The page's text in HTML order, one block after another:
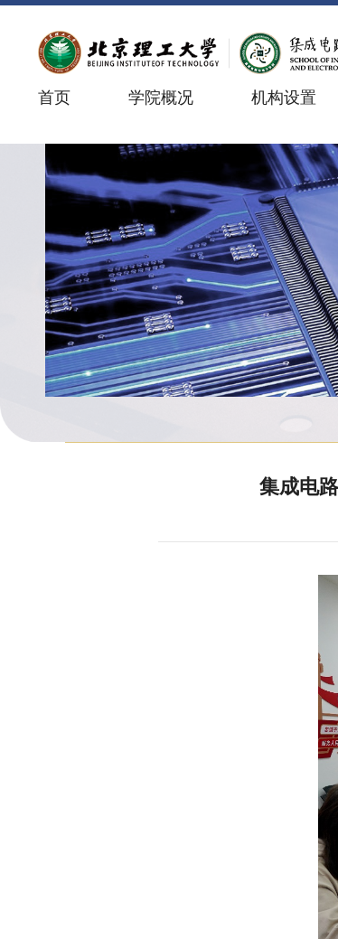
首页 学院概况 机构设置
集成电